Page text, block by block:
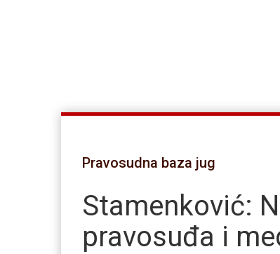
Pravosudna baza jug
Stamenković:
pravosuđa i